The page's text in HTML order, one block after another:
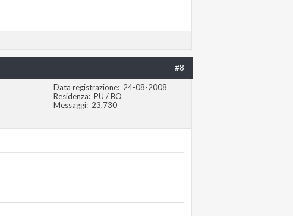
#8
Data registrazione
24-08-2008
Residenza
PU / BO
Messaggi
23,730